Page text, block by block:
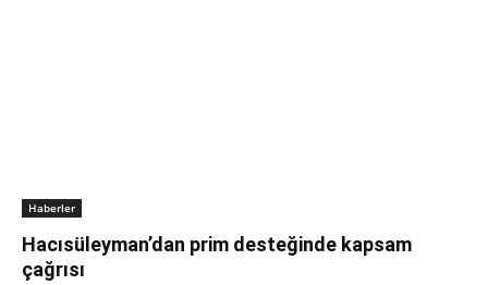
Haberler
Hacısüleyman’dan prim desteğinde kapsam
çağrısı